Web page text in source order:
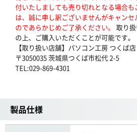
付いたしましても売り切れとなる場合
は、誠に申し訳ございませんがキャン
のであらかじめご了承ください。 取り
の上、ご購入いただくことが可能です。
【取り扱い店舗】パソコン工房 つくば店
〒3050035 茨城県つくば市松代 2-5
TEL:029-869-4301
製品仕様